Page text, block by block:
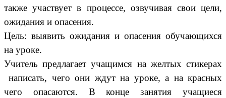
также участвует в процессе, озвучивая свои цели,
ожидания и опасения.
Цель: выявить ожидания и опасения обучающихся
на уроке.
Учитель предлагает учащимся на желтых стикерах
написать, чего они ждут на уроке, а на красных
чего опасаются. В конце занятия учащиеся